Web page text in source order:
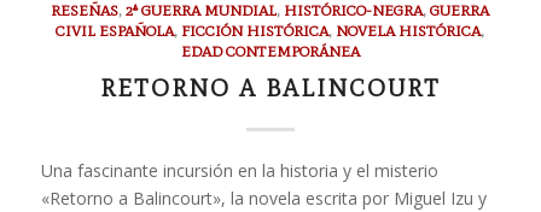
RESEÑAS,2ª GUERRA MUNDIAL, HISTÓRICO-NEGRA,GUERRA
CIVIL ESPAÑOLA, FICCIÓN HISTÓRICA, NOVELA HISTÓRICA,
EDAD CONTEMPORÁNEA
RETORNO A BALINCOURT
Una fascinante incursión en la historia y el misterio
«Retorno a Balincourt», la novela escrita por Miguel Izu y